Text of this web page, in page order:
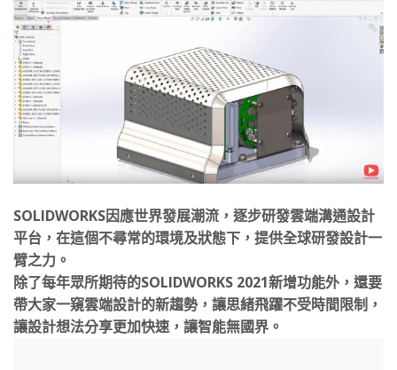
SOLIDWORKS因應世界發展潮流，逐步研發雲端溝通設計
平台，在這個不尋常的環境及狀態下，提供全球研發設計一
臂之力。
除了每年眾所期待的SOLIDWORKS 2021新增功能外，還要
帶大家一窺雲端設計的新趨勢，讓思緒飛躍不受時間限制，
讓設計想法分享更加快速，讓智能無國界。